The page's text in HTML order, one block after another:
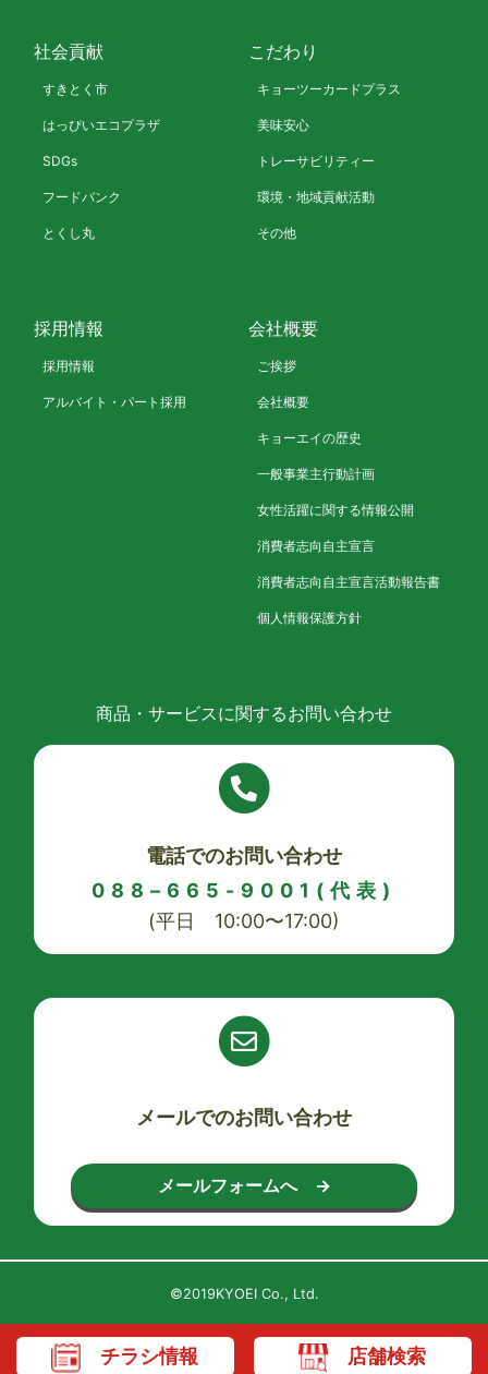
社会貢献
すきとく市
はっぴいエコプラザ
SDGs
フードバンク
とくし丸
こだわり
キョーツーカードプラス
美味安心
トレーサビリティー
環境・地域貢献活動
その他
採用情報
採用情報
アルバイト・パート採用
会社概要
ご挨拶
会社概要
キョーエイの歴史
一般事業主行動計画
女性活躍に関する情報公開
消費者志向自主宣言
消費者志向自主宣言活動報告書
個人情報保護方針
商品・サービスに関するお問い合わせ
電話でのお問い合わせ
088–665-9001(代表)
(平日 10:00〜17:00)
メールでのお問い合わせ
メールフォームへ →
©2019KYOEI Co., Ltd.
チラシ情報 店舗検索